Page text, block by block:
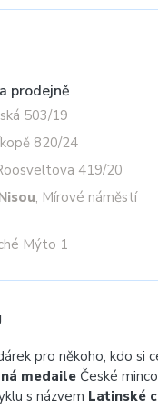
prodejně
503/19
820/24
419/20
, Mírové náměstí
Mýto 1
pro někoho, kdo si
medaile České
s názvem Latinské